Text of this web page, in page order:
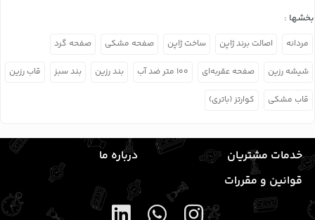
بخشها :
مردانه اصالت برند ژاپن ساخت ژاپن صفحه مشکی صفحه گرد
شیشه رزین صفحه عقربه‌ای ۱۰۰ متر ضد آب بند رزین بند سبز قاب رزین
قاب مشکی کوارتز (باتری)
خدمات مشتریان
درباره ما
قوانین و مقررات